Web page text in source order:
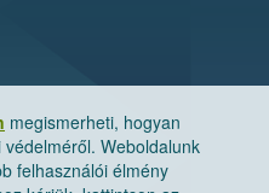
megismerheti, hogyan
Weboldalunk
felhasználói élmény